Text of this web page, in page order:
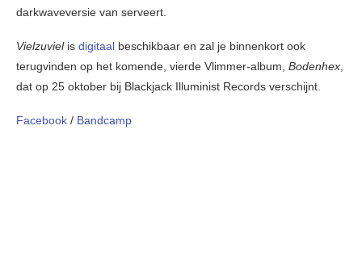
darkwaveversie van serveert.
Vielzuvielis digitaal beschikbaar en zal je binnenkort ook
terugvinden op het komende, vierde Vlimmer-album, Bodenhex,
dat op 25 oktober bij Blackjack Illuminist Records verschijnt.
Facebook / Bandcamp